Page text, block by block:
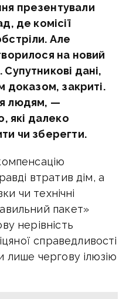
презентували
де комісії
Але
на новий
дані,
доказом, закриті.
людям, —
які далеко
чи зберегти.
втратив дім, а
чи технічні
пакет»
нерівність
справедливості
лише чергову ілюзію